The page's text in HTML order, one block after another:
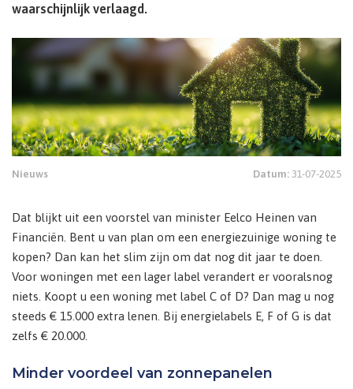
waarschijnlijk verlaagd.
Nieuws Datum: 31-07-2025
Dat blijkt uit een voorstel van minister Eelco Heinen van
Financiën. Bent u van plan om een energiezuinige woning te
kopen? Dan kan het slim zijn om dat nog dit jaar te doen.
Voor woningen met een lager label verandert er vooralsnog
niets. Koopt u een woning met label C of D? Dan mag u nog
steeds € 15.000 extra lenen. Bij energielabels E, F of G is dat
zelfs € 20.000.
Minder voordeel van zonnepanelen